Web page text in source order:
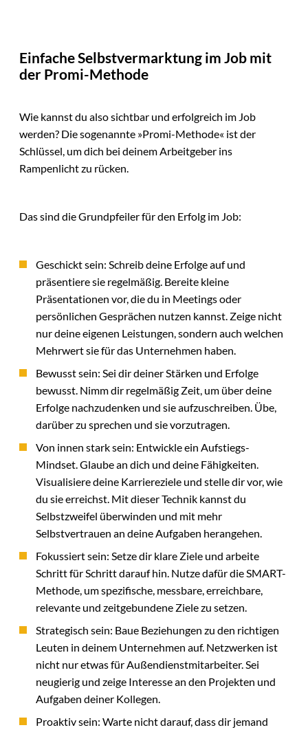
Einfache Selbstvermarktung im Job mit
der Promi-Methode
Wie kannst du also sichtbar und erfolgreich im Job
werden? Die sogenannte »Promi-Methode« ist der
Schlüssel, um dich bei deinem Arbeitgeber ins
Rampenlicht zu rücken.
Das sind die Grundpfeiler für den Erfolg im Job:
Geschickt sein: Schreib deine Erfolge auf und
präsentiere sie regelmäßig. Bereite kleine
Präsentationen vor, die du in Meetings oder
persönlichen Gesprächen nutzen kannst. Zeige nicht
nur deine eigenen Leistungen, sondern auch welchen
Mehrwert sie für das Unternehmen haben.
Bewusst sein: Sei dir deiner Stärken und Erfolge
bewusst. Nimm dir regelmäßig Zeit, um über deine
Erfolge nachzudenken und sie aufzuschreiben. Übe,
darüber zu sprechen und sie vorzutragen.
Von innen stark sein: Entwickle ein Aufstiegs-
Mindset. Glaube an dich und deine Fähigkeiten.
Visualisiere deine Karriereziele und stelle dir vor, wie
du sie erreichst. Mit dieser Technik kannst du
Selbstzweifel überwinden und mit mehr
Selbstvertrauen an deine Aufgaben herangehen.
Fokussiert sein: Setze dir klare Ziele und arbeite
Schritt für Schritt darauf hin. Nutze dafür die SMART-
Methode, um spezifische, messbare, erreichbare,
relevante und zeitgebundene Ziele zu setzen.
Strategisch sein: Baue Beziehungen zu den richtigen
Leuten in deinem Unternehmen auf. Netzwerken ist
nicht nur etwas für Außendienstmitarbeiter. Sei
neugierig und zeige Interesse an den Projekten und
Aufgaben deiner Kollegen.
Proaktiv sein: Warte nicht darauf, dass dir jemand